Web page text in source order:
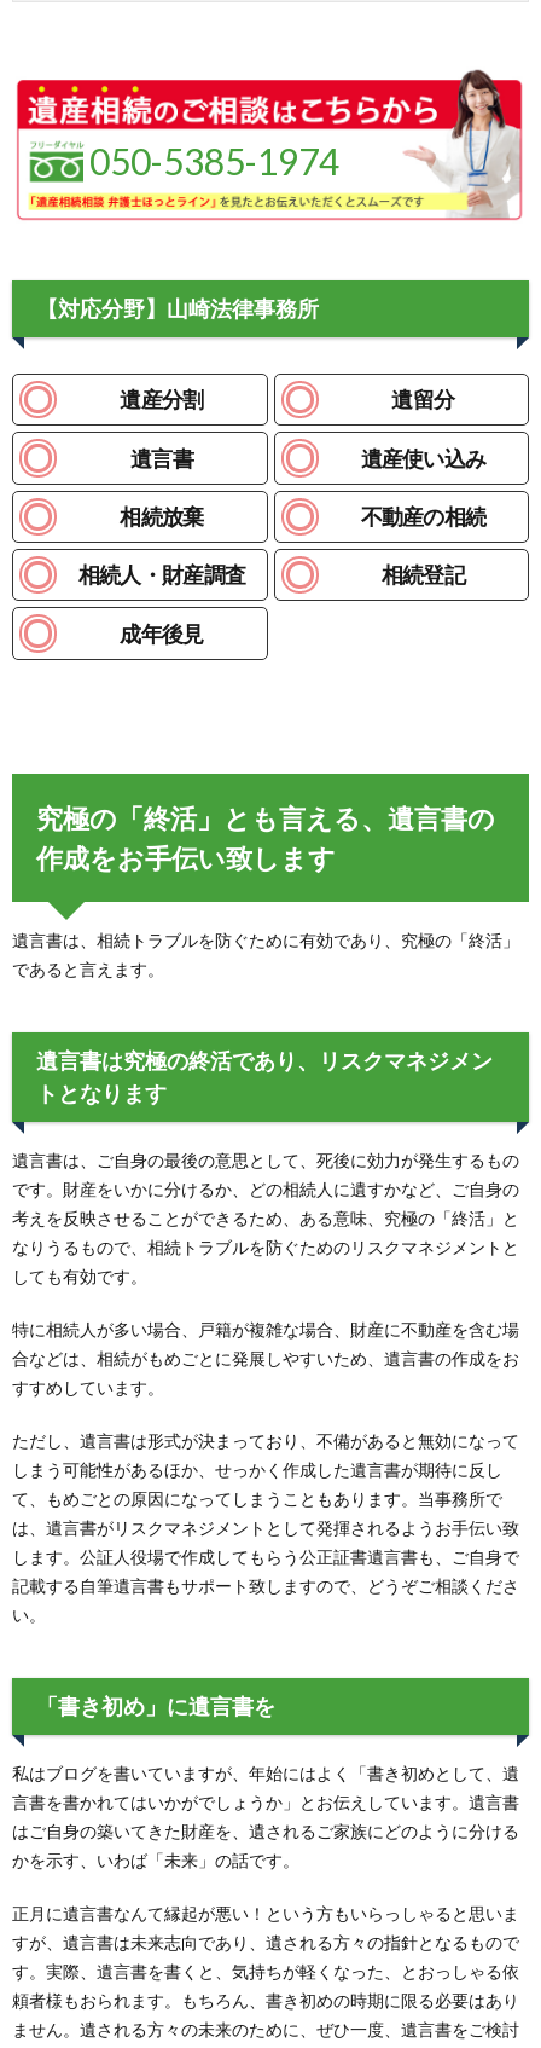
050-5385-1974
【対応分野】山崎法律事務所
遺産分割 遺留分
遺言書 遺産使い込み
相続放棄 不動産の相続
相続人・財産調査 相続登記
成年後見
究極の「終活」とも言える、遺言書の
作成をお手伝い致します
遺言書は、相続トラブルを防ぐために有効であり、究極の「終活」
であると言えます。
遺言書は究極の終活であり、リスクマネジメン
トとなります
遺言書は、ご自身の最後の意思として、死後に効力が発生するもの
です。財産をいかに分けるか、どの相続人に遺すかなど、ご自身の
考えを反映させることができるため、ある意味、究極の「終活」と
なりうるもので、相続トラブルを防ぐためのリスクマネジメントと
しても有効です。
特に相続人が多い場合、戸籍が複雑な場合、財産に不動産を含む場
合などは、相続がもめごとに発展しやすいため、遺言書の作成をお
すすめしています。
ただし、遺言書は形式が決まっており、不備があると無効になって
しまう可能性があるほか、せっかく作成した遺言書が期待に反し
て、もめごとの原因になってしまうこともあります。当事務所で
は、遺言書がリスクマネジメントとして発揮されるようお手伝い致
します。公証人役場で作成してもらう公正証書遺言書も、ご自身で
記載する自筆遺言書もサポート致しますので、どうぞご相談くださ
い。
「書き初め」に遺言書を
私はブログを書いていますが、年始にはよく「書き初めとして、遺
言書を書かれてはいかがでしょうか」とお伝えしています。遺言書
はご自身の築いてきた財産を、遺されるご家族にどのように分ける
かを示す、いわば「未来」の話です。
正月に遺言書なんて縁起が悪い！という方もいらっしゃると思いま
すが、遺言書は未来志向であり、遺される方々の指針となるもので
す。実際、遺言書を書くと、気持ちが軽くなった、とおっしゃる依
頼者様もおられます。もちろん、書き初めの時期に限る必要はあり
ません。遺される方々の未来のために、ぜひ一度、遺言書をご検討